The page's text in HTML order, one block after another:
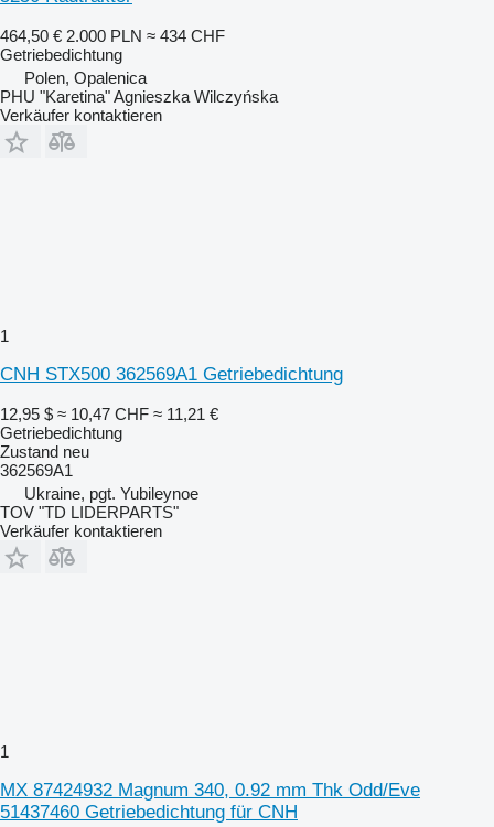
464,50 € 2.000 PLN ≈ 434 CHF
Getriebedichtung
Polen, Opalenica
PHU "Karetina" Agnieszka Wilczyńska
Verkäufer kontaktieren
1
CNH STX500 362569A1 Getriebedichtung
12,95 $ ≈ 10,47 CHF ≈ 11,21 €
Getriebedichtung
Zustand neu
362569A1
Ukraine, pgt. Yubileynoe
TOV "TD LIDERPARTS"
Verkäufer kontaktieren
1
MX 87424932 Magnum 340, 0.92 mm Thk Odd/Eve
51437460 Getriebedichtung für CNH